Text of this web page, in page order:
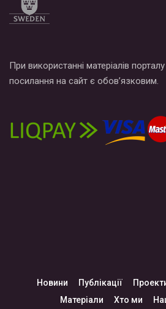
При використанні матеріалів
посилання на сайт є обов’язковим.
Новини Публікації
Матеріали
Хто ми